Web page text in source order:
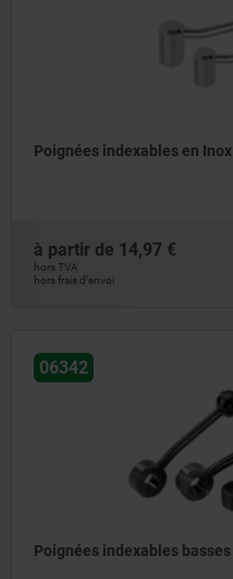
Poignées indexables en Inox
à partir de 14,97 €
hors TVA
hors frais d’envoi
06342
Poignées indexables basses